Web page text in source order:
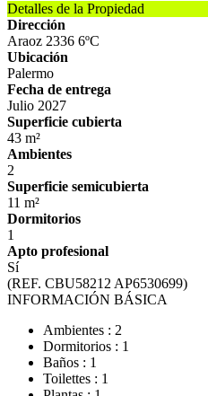
Detalles de la Propiedad
Dirección
Araoz 2336 6ºC
Ubicación
Palermo
Fecha de entrega
Julio 2027
Superficie cubierta
43 m²
Ambientes
2
Superficie semicubierta
11 m²
Dormitorios
1
Apto profesional
Sí
(REF. CBU58212 AP6530699)
INFORMACIÓN BÁSICA
Ambientes : 2
Dormitorios : 1
Baños : 1
Toilettes : 1